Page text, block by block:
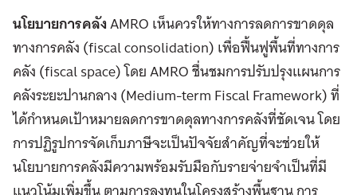
นโยบายการคลังAMRO เห็นควรให้ทางการลดการขาดดุล
ทางการคลัง (fiscal consolidation) เพื่อฟื้นฟูพื้นที่ทางการ
คลัง (fiscal space) โดย AMRO ชื่นชมการปรับปรุงแผนการ
คลังระยะปานกลาง (Medium-term Fiscal Framework) ที่
ได้กำหนดเป้าหมายลดการขาดดุลทางการคลังที่ชัดเจน โดย
การปฏิรูปการจัดเก็บภาษีจะเป็นปัจจัยสำคัญที่จะช่วยให้
นโยบายการคลังมีความพร้อมรับมือกับรายจ่ายจำเป็นที่มี